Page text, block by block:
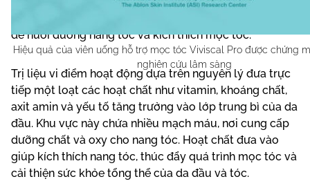
Hiệu quả của viên uống hỗ trợ mọc tóc Viviscal Pro được chứng
nghiên cứu lâm sàng
để nuôi dưỡng nang tóc và kích thích mọc tóc.
Trị liệu vi điểm hoạt động dựa trên nguyên lý đưa trực
tiếp một loạt các hoạt chất như vitamin, khoáng chất,
axit amin và yếu tố tăng trưởng vào lớp trung bì của da
đầu. Khu vực này chứa nhiều mạch máu, nơi cung cấp
dưỡng chất và oxy cho nang tóc. Hoạt chất đưa vào
giúp kích thích nang tóc, thúc đẩy quá trình mọc tóc và
cải thiện sức khỏe tổng thể của da đầu và tóc.